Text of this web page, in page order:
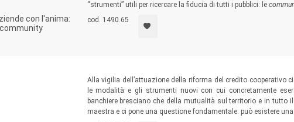
con l'anima:
“strumenti” utili per ricercare la fiducia di tutti i pubblici: le
cod. 1490.65
Alla vigilia dell’attuazione della riforma del credito cooperativo
le modalità e gli strumenti nuovi con cui concretamente
banchiere bresciano che della mutualità sul territorio e in
maestra e ci pone una questione fondamentale: può esistere una